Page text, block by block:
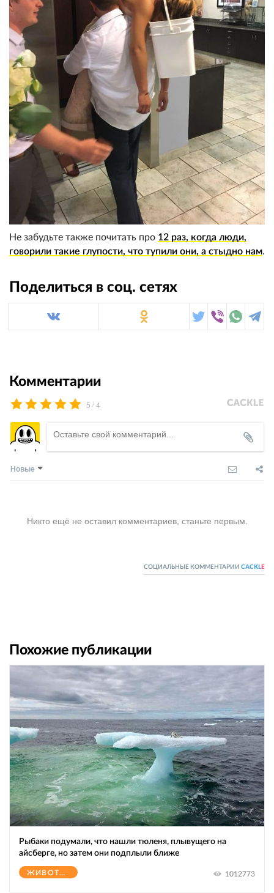
Не забудьте также почитать про 12 раз, когда люди,
говорили такие глупости, что тупили они, а стыдно нам.
Поделиться в соц. сетях
Комментарии
5 /4
Новые
Никто ещё не оставил комментариев, станьте первым.
СОЦИАЛЬНЫЕ КОММЕНТАРИИ CACKL E
Похожие публикации
Рыбаки подумали, что нашли тюленя, плывущего на
айсберге, но затем они подплыли ближе
ЖИВОТНЫЕ 1012773